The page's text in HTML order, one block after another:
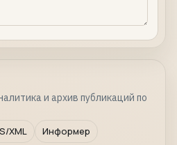
и архив публикаций по
XML Информер